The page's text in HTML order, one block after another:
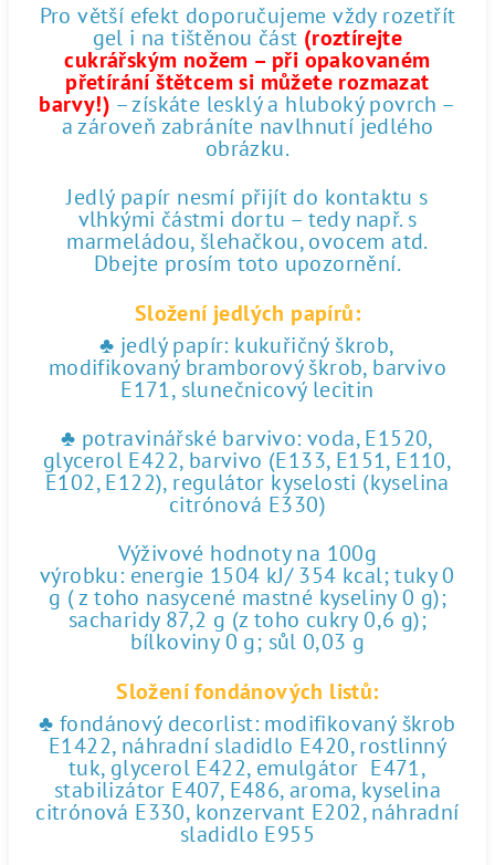
Pro větší efekt doporučujeme vždy rozetřít
gel i na tištěnou část (roztírejte
cukrářským nožem – při opakovaném
přetírání štětcem si můžete rozmazat
barvy!) – získáte lesklý a hluboký povrch –
a zároveň zabráníte navlhnutí jedlého
obrázku.
Jedlý papír nesmí přijít do kontaktu s
vlhkými částmi dortu – tedy např. s
marmeládou, šlehačkou, ovocem atd.
Dbejte prosím toto upozornění.
Složení jedlých papírů:
♣ jedlý papír: kukuřičný škrob,
modifikovaný bramborový škrob, barvivo
E171, slunečnicový lecitin
♣ potravinářské barvivo: voda, E1520,
glycerol E422, barvivo (E133, E151, E110,
E102, E122), regulátor kyselosti (kyselina
citrónová E330)
Výživové hodnoty na 100g
výrobku: energie 1504 kJ/ 354 kcal; tuky 0
g ( z toho nasycené mastné kyseliny 0 g);
sacharidy 87,2 g (z toho cukry 0,6 g);
bílkoviny 0 g; sůl 0,03 g
Složení fondánových listů:
♣ fondánový decorlist: modifikovaný škrob
E1422, náhradní sladidlo E420, rostlinný
tuk, glycerol E422, emulgátor E471,
stabilizátor E407, E486, aroma, kyselina
citrónová E330, konzervant E202, náhradní
sladidlo E955